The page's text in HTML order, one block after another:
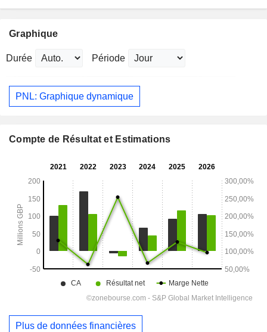
Graphique
Durée Période
PNL: Graphique dynamique
Compte de Résultat et Estimations
Plus de données financières